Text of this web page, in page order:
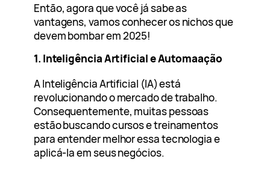
Então, agora que você já sabe as
vantagens, vamos conhecer os nichos que
devem bombar em 2025!
1. Inteligência Artificial e Automaação
A Inteligência Artificial (IA) está
revolucionando o mercado de trabalho.
Consequentemente, muitas pessoas
estão buscando cursos e treinamentos
para entender melhor essa tecnologia e
aplicá-la em seus negócios.